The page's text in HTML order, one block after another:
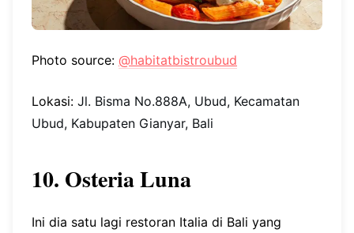
Photo source: @habitatbistroubud
Lokasi: Jl. Bisma No.888A, Ubud, Kecamatan
Ubud, Kabupaten Gianyar, Bali
10. Osteria Luna
Ini dia satu lagi restoran Italia di Bali yang